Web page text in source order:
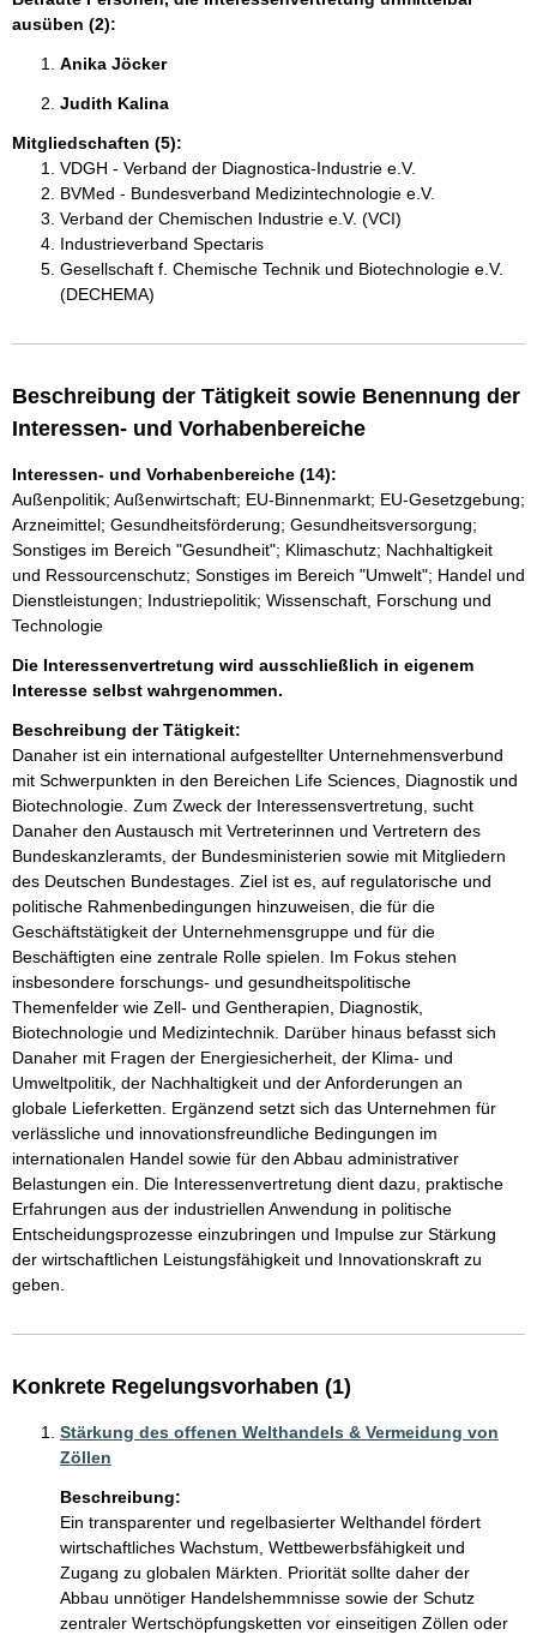
ausüben (2):
Anika Jöcker
Judith Kalina
Mitgliedschaften (5):
VDGH - Verband der Diagnostica-Industrie e.V.
BVMed - Bundesverband Medizintechnologie e.V.
Verband der Chemischen Industrie e.V. (VCI)
Industrieverband Spectaris
Gesellschaft f. Chemische Technik und Biotechnologie e.V.
(DECHEMA)
Beschreibung der Tätigkeit sowie Benennung der
Interessen- und Vorhabenbereiche
Interessen- und Vorhabenbereiche (14):
Außenpolitik; Außenwirtschaft; EU-Binnenmarkt; EU-Gesetzgebung;
Arzneimittel; Gesundheitsförderung; Gesundheitsversorgung;
Sonstiges im Bereich "Gesundheit"; Klimaschutz; Nachhaltigkeit
und Ressourcenschutz; Sonstiges im Bereich "Umwelt"; Handel und
Dienstleistungen; Industriepolitik; Wissenschaft, Forschung und
Technologie
Die Interessenvertretung wird ausschließlich in eigenem
Interesse selbst wahrgenommen.
Beschreibung der Tätigkeit:
Danaher ist ein international aufgestellter Unternehmensverbund
mit Schwerpunkten in den Bereichen Life Sciences, Diagnostik und
Biotechnologie. Zum Zweck der Interessensvertretung, sucht
Danaher den Austausch mit Vertreterinnen und Vertretern des
Bundeskanzleramts, der Bundesministerien sowie mit Mitgliedern
des Deutschen Bundestages. Ziel ist es, auf regulatorische und
politische Rahmenbedingungen hinzuweisen, die für die
Geschäftstätigkeit der Unternehmensgruppe und für die
Beschäftigten eine zentrale Rolle spielen. Im Fokus stehen
insbesondere forschungs- und gesundheitspolitische
Themenfelder wie Zell- und Gentherapien, Diagnostik,
Biotechnologie und Medizintechnik. Darüber hinaus befasst sich
Danaher mit Fragen der Energiesicherheit, der Klima- und
Umweltpolitik, der Nachhaltigkeit und der Anforderungen an
globale Lieferketten. Ergänzend setzt sich das Unternehmen für
verlässliche und innovationsfreundliche Bedingungen im
internationalen Handel sowie für den Abbau administrativer
Belastungen ein. Die Interessenvertretung dient dazu, praktische
Erfahrungen aus der industriellen Anwendung in politische
Entscheidungsprozesse einzubringen und Impulse zur Stärkung
der wirtschaftlichen Leistungsfähigkeit und Innovationskraft zu
geben.
Konkrete Regelungsvorhaben (1)
Stärkung des offenen Welthandels & Vermeidung von
Zöllen
Beschreibung:
Ein transparenter und regelbasierter Welthandel fördert
wirtschaftliches Wachstum, Wettbewerbsfähigkeit und
Zugang zu globalen Märkten. Priorität sollte daher der
Abbau unnötiger Handelshemmnisse sowie der Schutz
zentraler Wertschöpfungsketten vor einseitigen Zöllen oder